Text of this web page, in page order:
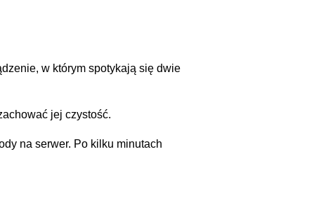
w którym spotykają się dwie
jej czystość.
na serwer. Po kilku minutach